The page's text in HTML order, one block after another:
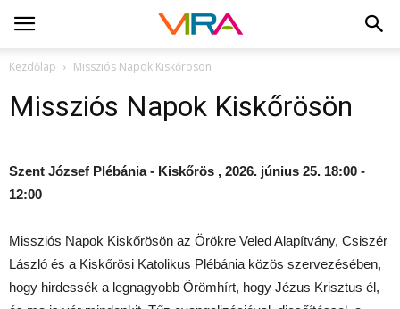
Kezdőlap Missziós Napok Kiskőrösön
Missziós Napok Kiskőrösön
Szent József Plébánia - Kiskőrös , 2026. június 25. 18:00 -
12:00
Missziós Napok Kiskőrösön az Örökre Veled Alapítvány, Csiszér
László és a Kiskőrösi Katolikus Plébánia közös szervezésében,
hogy hirdessék a legnagyobb Örömhírt, hogy Jézus Krisztus él,